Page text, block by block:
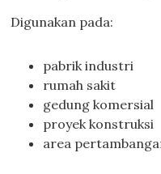
Digunakan pada:
pabrik industri
rumah sakit
gedung komersial
proyek konstruksi
area